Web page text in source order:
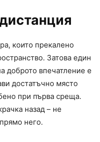
които прекалено
Затова един
доброто впечатление е
достатъчно място
при първа среща.
назад – не
него.